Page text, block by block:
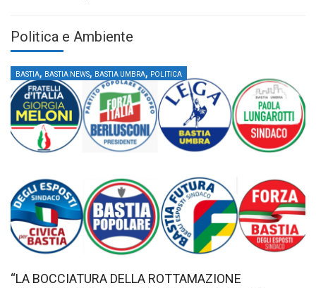
Politica e Ambiente
BASTIA, BASTIA NEWS, BASTIA UMBRA, POLITICA
“LA BOCCIATURA DELLA ROTTAMAZIONE